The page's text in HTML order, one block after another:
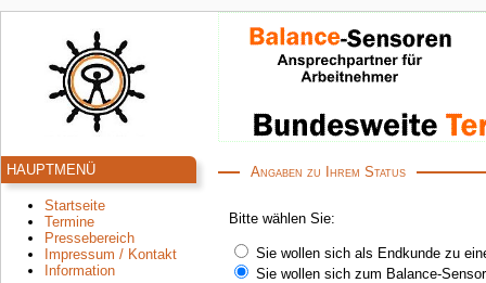
HAUPTMENÜ
Startseite
Termine
Pressebereich
Impressum / Kontakt
Information
Angaben zu Ihrem Status
Bitte wählen Sie:
Sie wollen sich als Endkunde zu
Sie wollen sich zum Balance-